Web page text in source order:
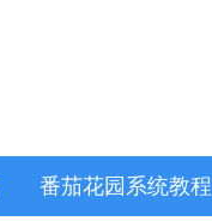
番茄花园系统教程